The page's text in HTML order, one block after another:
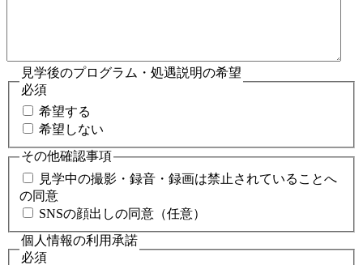
見学後のプログラム・処遇説明の希望
必須
希望する
希望しない
その他確認事項
見学中の撮影・録音・録画は禁止されていることへ
の同意
SNSの顔出しの同意（任意）
個人情報の利用承諾
必須